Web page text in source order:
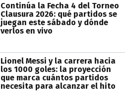
Continúa la Fecha 4 del Torneo
Clausura 2026: qué partidos se
juegan este sábado y dónde
verlos en vivo
Lionel Messi y la carrera hacia
los 1000 goles: la proyección
que marca cuántos partidos
necesita para alcanzar el hito